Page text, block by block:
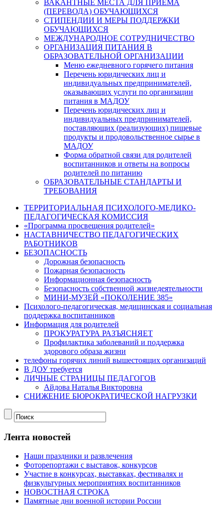
ВАКАНТНЫЕ МЕСТА ДЛЯ ПРИЕМА
(ПЕРЕВОДА) ОБУЧАЮЩИХСЯ
СТИПЕНДИИ И МЕРЫ ПОДДЕРЖКИ
ОБУЧАЮЩИХСЯ
МЕЖДУНАРОДНОЕ СОТРУДНИЧЕСТВО
ОРГАНИЗАЦИЯ ПИТАНИЯ В
ОБРАЗОВАТЕЛЬНОЙ ОРГАНИЗАЦИИ
Меню ежедневного горячего питания
Перечень юридических лиц и
индивидуальных предпринимателей,
оказывающих услуги по организации
питания в МАДОУ
Перечень юридических лиц и
индивидуальных предпринимателей,
поставляющих (реализующих) пищевые
продукты и продовольственное сырье в
МАДОУ
Форма обратной связи для родителей
воспитанников и ответы на вопросы
родителей по питанию
ОБРАЗОВАТЕЛЬНЫЕ СТАНДАРТЫ И
ТРЕБОВАНИЯ
ТЕРРИТОРИАЛЬНАЯ ПСИХОЛОГО-МЕДИКО-
ПЕДАГОГИЧЕСКАЯ КОМИССИЯ
«Программа просвещения родителей»
НАСТАВНИЧЕСТВО ПЕДАГОГИЧЕСКИХ
РАБОТНИКОВ
БЕЗОПАСНОСТЬ
Дорожная безопасность
Пожарная безопасность
Информационная безопасность
Безопасность собственной жизнедеятельности
МИНИ-МУЗЕЙ «ПОКОЛЕНИЕ 385»
Психолого-педагогическая, медицинская и социальная
поддержка воспитанников
Информация для родителей
ПРОКУРАТУРА РАЗЪЯСНЯЕТ
Профилактика заболеваний и поддержка
здорового образа жизни
телефоны горячих линий вышестоящих организаций
В ДОУ требуется
ЛИЧНЫЕ СТРАНИЦЫ ПЕДАГОГОВ
Айдова Наталья Викторовна
СНИЖЕНИЕ БЮРОКРАТИЧЕСКОЙ НАГРУЗКИ
Лента новостей
Наши праздники и развлечения
Фоторепортажи с выставок, конкурсов
Участие в конкурсах, выставках, фестивалях и
физкультурных мероприятиях воспитанников
НОВОСТНАЯ СТРОКА
Памятные дни военной истории России